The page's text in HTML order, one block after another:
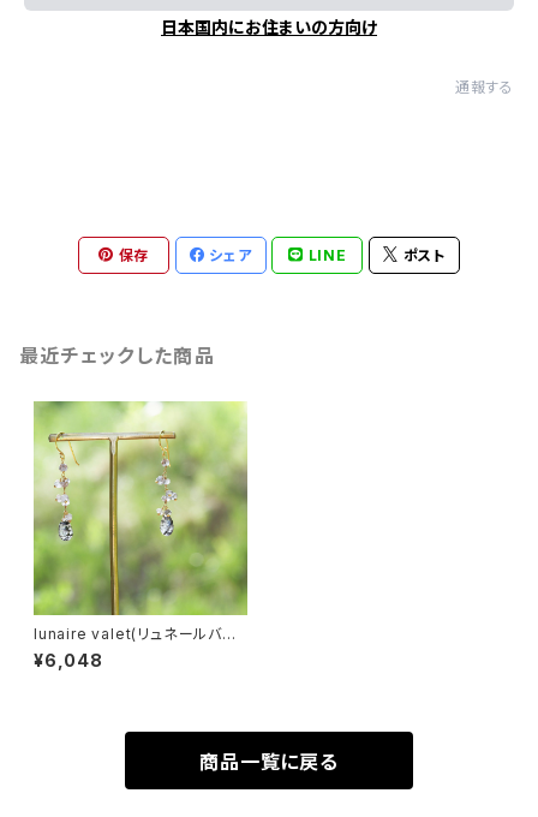
日本国内にお住まいの方向け
通報する
保存 シェア LINE ポスト
最近チェックした商品
lunaire valet(リュネールバル）
ルチルリュネールピアス 20%
OFF
¥6,048
商品一覧に戻る